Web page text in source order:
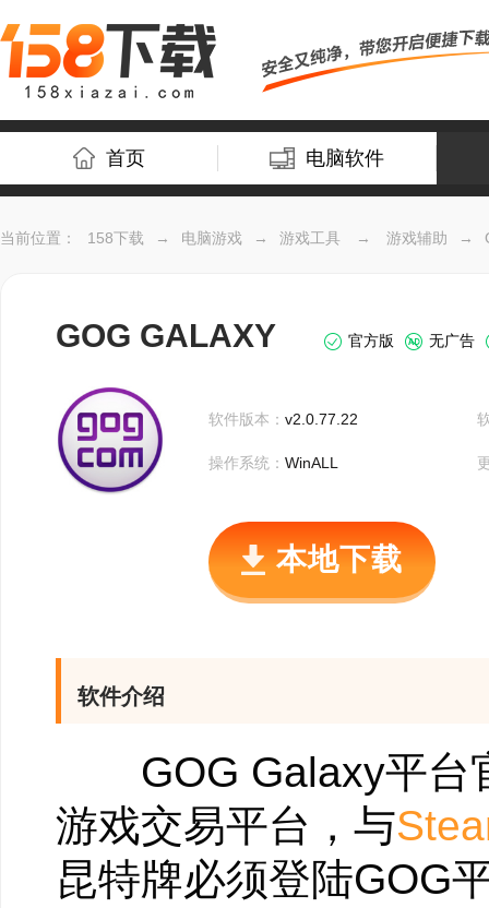
首页 电脑软件
当前位置： 158下载 → 电脑游戏 → 游戏工具 → 游戏辅助 →
GOG GALAXY 官方版 无广告
软件版本： v2.0.77.22
操作系统： WinALL
本地下载
软件介绍
GOG Galaxy平台
游戏交易平台，与
昆特牌必须登陆GOG